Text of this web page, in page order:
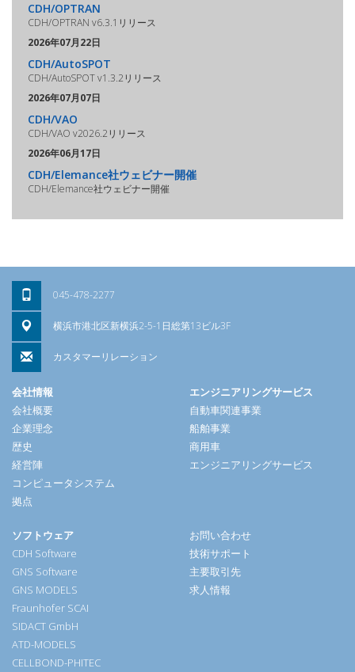
CDH/OPTRAN
CDH/OPTRAN v6.3.1リリース
2026年07月22日
CDH/AutoSPOT
CDH/AutoSPOT v1.3.2リリース
2026年07月07日
CDH/VAO
CDH/VAO v2026.2リリース
2026年06月17日
CDH/Elemance社ウェビナー開催
CDH/Elemance社ウェビナー開催
045-478-2277
横浜市港北区新横浜2-5-1日総第13ビル3F
カスタマーリレーション
会社情報
会社概要
企業理念
歴史
経営陣
コンピュータシステム
拠点
エンジニアリングサービス
自動車関連事業
船舶事業
商用車
エンジニアリングサービス
ソフトウェア
CDH Software
GNS Software
GNS MODELS
Fraunhofer SCAI
SIDACT GmbH
ATD-MODELS
CELLBOND-PHITEC
お問い合わせ
技術サポート
主要取引先
求人情報